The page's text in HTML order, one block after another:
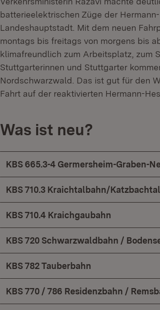
batterieelektrischen Züge der
Landeshauptstadt. Mit dem neuen
montags bis freitags von morgens bis
klimafreundlich zum Arbeitsplatz, zum
Stuttgarterinnen und Stuttgarter
Nordschwarzwald. Das ist gut für den
Fahrt auf der reaktivierten Hermann-
Was ist neu?
KBS 665.3-4 Germersheim-Graben-
KBS 710.3 Kraichtalbahn/
KBS 710.4 Kraichgaubahn
KBS 720 Schwarzwaldbahn /
KBS 782 Tauberbahn
KBS 770 / 786 Residenzbahn /